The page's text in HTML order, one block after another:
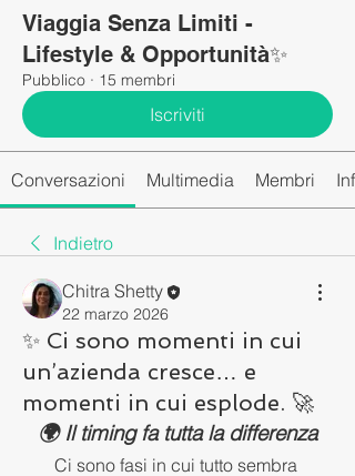
Viaggia Senza Limiti -
Lifestyle & Opportunità✨
Pubblico · 15 membri
Iscriviti
Conversazioni Multimedia Membri Info
Indietro
Chitra Shetty
22 marzo 2026
✨ Ci sono momenti in cui
un’azienda cresce… e
momenti in cui esplode. 🚀
🌍 Il timing fa tutta la differenza
Ci sono fasi in cui tutto sembra